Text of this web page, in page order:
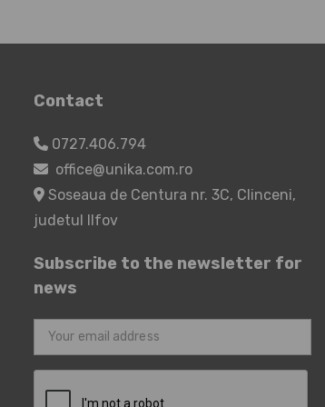
Contact
0727.406.794
office@unika.com.ro
Soseaua de Centura nr. 3C, Clinceni,
judetul Ilfov
Subscribe to the newsletter for
news